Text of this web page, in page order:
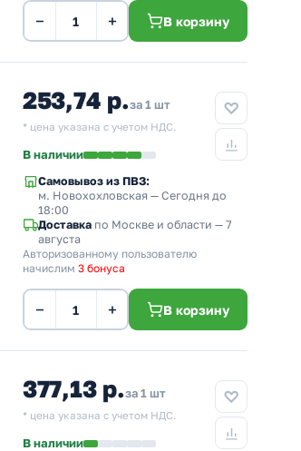
− + В корзину
253,74 р.за 1 шт
* цена указана с учетом НДС.
В наличии
Самовывоз из ПВЗ:
м. Новохохловская — Сегодня до
18:00
Доставка по Москве и области — 7
августа
Авторизованному пользователю
начислим 3 бонуса
− + В корзину
377,13 р.за 1 шт
* цена указана с учетом НДС.
В наличии